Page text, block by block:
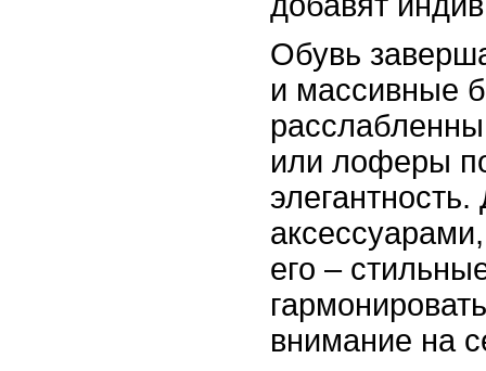
Обувь
и массивные
или лоферы
его –
внимание на